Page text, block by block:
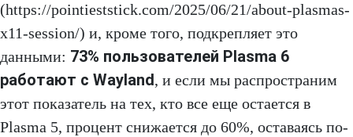
(https://pointieststick.com/2025/06/21/about-plasmas-
x11-session/) и, кроме того, подкрепляет это
данными: 73% пользователей Plasma 6
работают с Wayland, и если мы распространим
этот показатель на тех, кто все еще остается в
Plasma 5, процент снижается до 60%, оставаясь по-